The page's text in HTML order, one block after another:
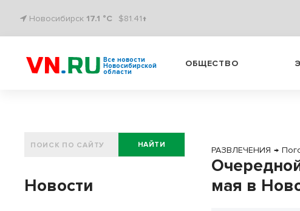
Новосибирск 17.1 °C $81.41↑
Все новости
Новосибирской
области
ОБЩЕСТВО
РАЗВЛЕЧЕНИЯ →
мая в
НАЙТИ
Новости